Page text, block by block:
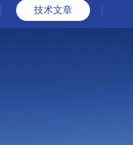
技术文章